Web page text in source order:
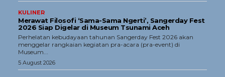
Tentang Kami
Redaksi
Kebijakan Pengguna
Pedoman Dewan Pers
Hubungi Kami
KULINER
Merawat Filosofi ‘Sama-Sama Ngerti’, Sangerday Fest
2026 Siap Digelar di Museum Tsunami Aceh
Perhelatan kebudayaan tahunan Sangerday Fest 2026 akan
menggelar rangkaian kegiatan pra-acara (pra-event) di
Museum...
5 August 2026